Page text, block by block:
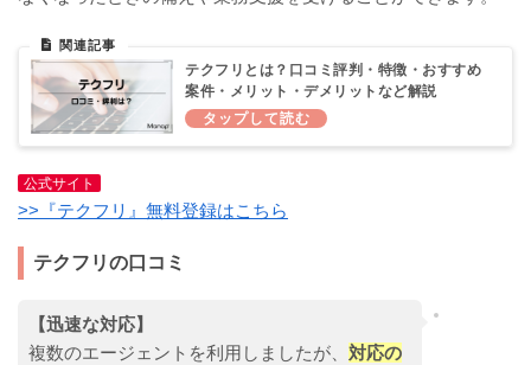
テクフリとは？口コミ評判・特徴・おすすめ
案件・メリット・デメリットなど解説
公式サイト
>>『テクフリ』無料登録はこちら
テクフリの口コミ
【迅速な対応】
複数のエージェントを利用しましたが、 対応の